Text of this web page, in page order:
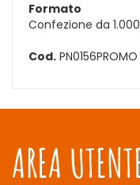
Formato
Confezione da
Cod. PN0156PROMO
AREA